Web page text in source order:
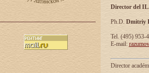
Director del
Ph.D. Dmitriy
Tel. (495) 953-
E-mail:
Director